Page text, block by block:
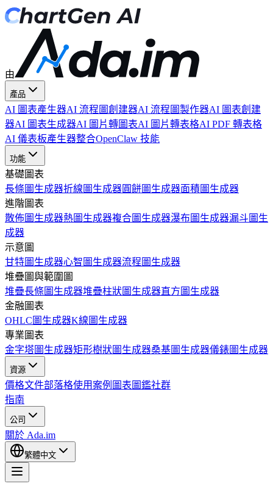
由
產品
AI 圖表產生器AI 流程圖創建器AI 流程圖製作器AI 圖表創建
器AI 圖表生成器AI 圖片轉圖表AI 圖片轉表格AI PDF 轉表格
AI 儀表板產生器整合OpenClaw 技能
功能
基礎圖表
長條圖生成器折線圖生成器圓餅圖生成器面積圖生成器
進階圖表
散佈圖生成器熱圖生成器複合圖生成器瀑布圖生成器漏斗圖生
成器
示意圖
甘特圖生成器心智圖生成器流程圖生成器
堆疊圖與範圍圖
堆疊長條圖生成器堆疊柱狀圖生成器直方圖生成器
金融圖表
OHLC圖生成器K線圖生成器
專業圖表
金字塔圖生成器矩形樹狀圖生成器桑基圖生成器儀錶圖生成器
資源
價格文件部落格使用案例 圖表圖鑑社群
指南
公司
關於 Ada.im
繁體中文